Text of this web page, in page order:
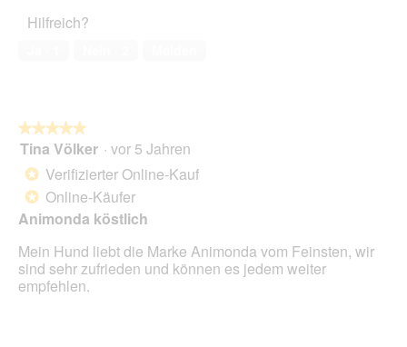
5
Hilfreich?
★★★★★
★★★★★
5
Sternen.
Tina Völker · vor 5 Jahren
* Verifizierter Online-Kauf
* Online-Käufer
Animonda köstlich
Mein Hund liebt die Marke Animonda vom Feinsten, wir
sind sehr zufrieden und können es jedem weiter
empfehlen.